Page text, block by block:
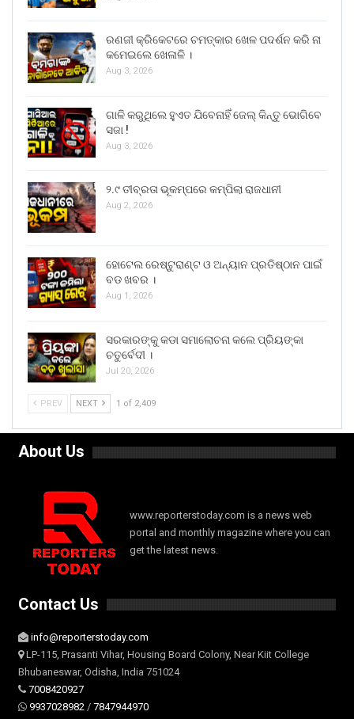
ରଣଜୀ କ୍ରିକେଟରେ ଚମତ୍କାର ଖେଳ ପଦର୍ଶନ କରି ନା
କମେଇଲେ ଖେଳାଳି ।
Aug 3, 2026
ଗାଳି କରୁଥିଲେ ହୁଏତ ଯିବେନାହିଁ ଜେଲ୍ କିନ୍ତୁ ଭୋଗିବେ
ସଜା !
Aug 3, 2026
୨.୯ ତୀବ୍ରତା ଭୂକମ୍ପରେ କମ୍ପିଲା ରାଜଧାନୀ
Aug 2, 2026
ହୋଟେଲ ରେଷ୍ଟୁରାଣ୍ଟ ଓ ଅନ୍ୟାନ ପ୍ରତିଷ୍ଠାନ ପାଇଁ
ବଡ ଖବର ।
Aug 1, 2026
ସରକାରଙ୍କୁ କଡା ସମାଲୋଚନା କଲେ ପ୍ରିୟଙ୍କା
ଚତୁର୍ବେଦୀ ।
Jul 20, 2026
PREV NEXT 1 of 2,409
About Us
www.reporterstoday.com is a news web
portal and monthly magazine where you can
get the latest news.
Contact Us
info@reporterstoday.com
LP-115, Prasanti Vihar, Housing Board Colony, Near Kiit College
Bhubaneswar, Odisha, India 751024
7008420927
9937028982 / 7847944970